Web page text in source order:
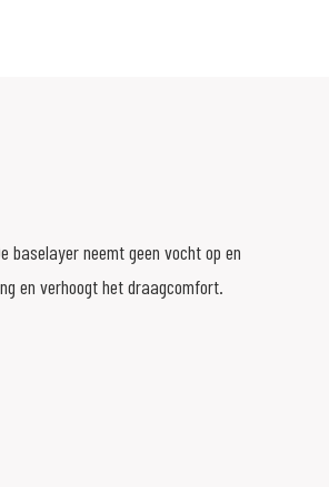
baselayer neemt geen vocht op en
en verhoogt het draagcomfort.